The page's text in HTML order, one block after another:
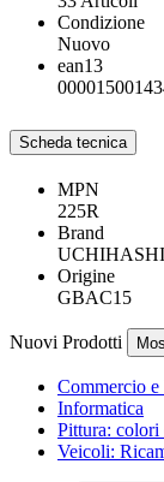
Condizione
Nuovo
ean13
Scheda tecnica
MPN
225R
Brand
UCHIHASHI
Origine
GBAC15
Nuovi Prodotti
Commercio e
Informatica
Pittura: colori
Veicoli: